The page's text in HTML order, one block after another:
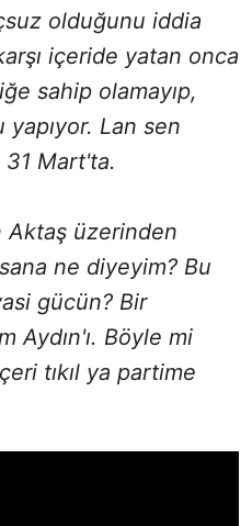
olduğunu iddia
içeride yatan onca
sahip olamayıp,
Lan sen
Mart'ta.
Aktaş üzerinden
ne diyeyim? Bu
gücün? Bir
Aydın'ı. Böyle mi
tıkıl ya partime